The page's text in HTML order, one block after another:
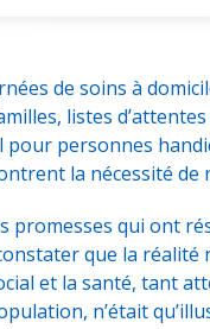
de soins à
listes
pour personnes
la nécessité de
promesses qui ont
que la
et la santé, tant
n’était